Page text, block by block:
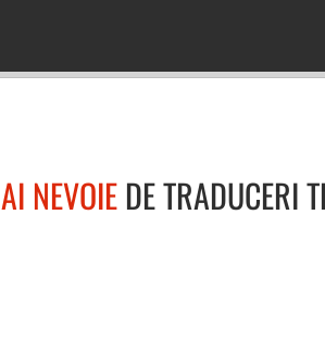
AI NEVOIE DE TRADUCERI